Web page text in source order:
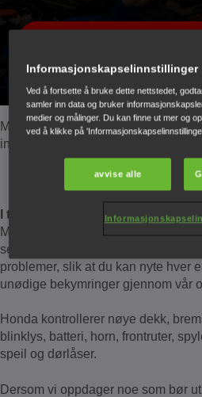
Med riktige forberedelser kan du
inn i vår‑ og sommersesongen.
I topp stand med vårsjekk
Med en Honda vårsjekk sikrer du at
sesongen. Samtidig reduserer du
problemer, slik at du kan nyte hver
unødige bekymringer gjennom vår
Honda kontrollerer nøye dekk,
blinklys, batteri, horn, frontruter,
speil og dørlåser.
Dersom vi oppdager noe som bør
Informasjonskapselinnstillinger
Ved å fortsette å bruke dette nettstedet,
samler inn data og bruker
medier og målinger. Du kan finne ut mer og
ved å klikke på
avvise alle